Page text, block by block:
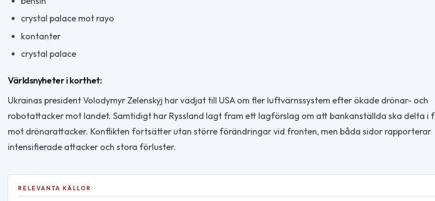
crystal palace mot rayo
kontanter
crystal palace
Världsnyheter i korthet:
Ukrainas president Volodymyr Zelenskyj har vädjat till USA om fler luftvärnssystem efter ökade drönar- och
robotattacker mot landet. Samtidigt har Ryssland lagt fram ett lagförslag om att bankanställda ska delta i
mot drönarattacker. Konflikten fortsätter utan större förändringar vid fronten, men båda sidor rapporterar
intensifierade attacker och stora förluster.
RELEVANTA KÄLLOR